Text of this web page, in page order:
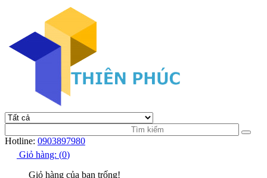
Hotline: 0903897980
Giỏ hàng: (0)
Giỏ hàng của bạn trống!